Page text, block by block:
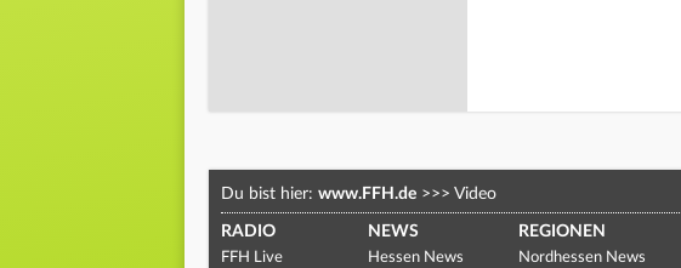
Du bist hier: www.FFH.de >>> Video
RADIO
FFH Live
NEWS
Hessen News
REGIONEN
Nordhessen News